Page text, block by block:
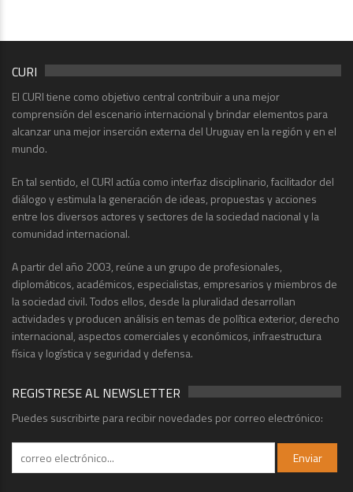
CURI
El CURI tiene como objetivo central contribuir a una mejor
comprensión del escenario internacional y brindar elementos para
alcanzar una mejor inserción externa del Uruguay en la región y en el
mundo.
En tal sentido, el CURI actúa como interfaz disciplinario, facilitador del
diálogo y estimula la generación de ideas, propuestas y acciones
entre los diversos actores y sectores de la sociedad nacional y la
comunidad internacional.
A partir del año 2003, reúne a un grupo de profesionales,
diplomáticos, académicos, especialistas, empresarios y miembros de
la sociedad civil. Todos ellos, desde la pluralidad desarrollan
actividades y producen análisis en temas de política exterior, derecho
internacional, aspectos comerciales y económicos, infraestructura
física y logística y seguridad y defensa.
REGISTRESE AL NEWSLETTER
Puedes suscribirte para recibir novedades por correo electrónico: